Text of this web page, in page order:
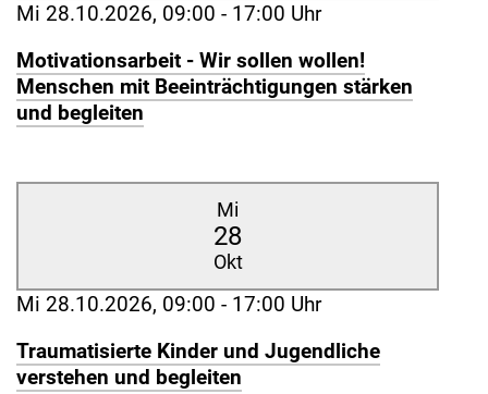
Mi 28.10.2026, 09:00 - 17:00 Uhr
Motivationsarbeit - Wir sollen wollen!
Menschen mit Beeinträchtigungen stärken
und begleiten
Mi
28
Okt
Mi 28.10.2026, 09:00 - 17:00 Uhr
Traumatisierte Kinder und Jugendliche
verstehen und begleiten